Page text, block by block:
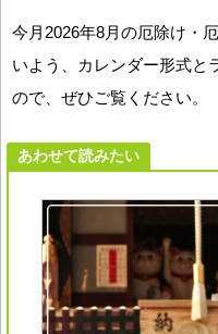
今月2026年8月の厄除け・
いよう、カレンダー形式と
ので、ぜひご覧ください。
あわせて読みたい